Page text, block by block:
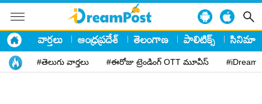
వార్తలు ఆంధ్రప్రదేశ్ తెలంగాణ పాలిటిక్స్ సినిమా
#తెలుగు వార్తలు #ఈరోజు ట్రెండింగ్ OTT మూవీస్